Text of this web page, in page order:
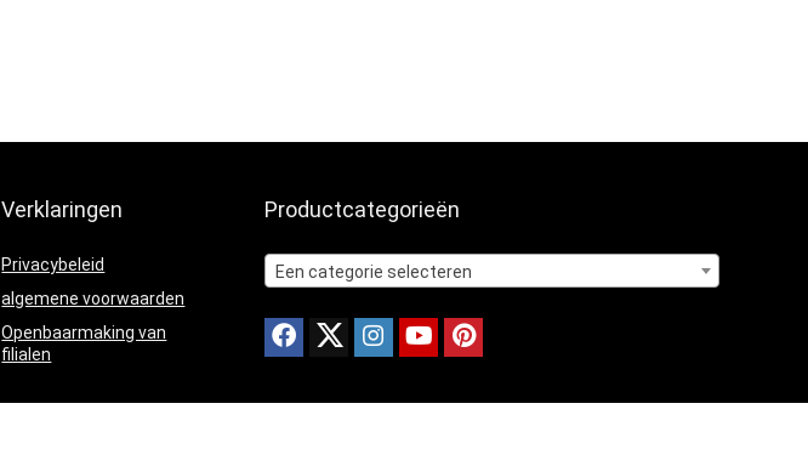
Verklaringen
Privacybeleid
algemene voorwaarden
Openbaarmaking van
filialen
Productcategorieën
Een categorie selecteren